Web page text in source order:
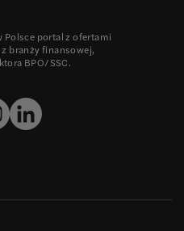
Polsce portal z ofertami
branży finansowej,
BPO/SSC.